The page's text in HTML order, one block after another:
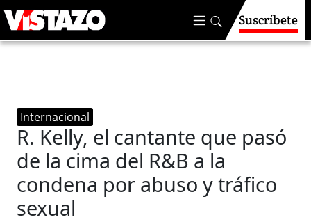
Suscríbete
Internacional
R. Kelly, el cantante que pasó
de la cima del R&B a la
condena por abuso y tráfico
sexual